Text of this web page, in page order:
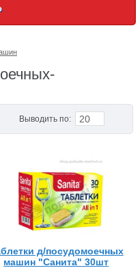
Выводить по: 20
д/посудомоечных
машин "Санита" 30шт